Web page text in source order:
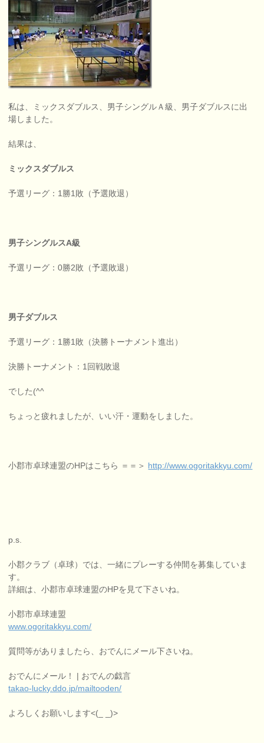
私は、ミックスダブルス、男子シングルＡ級、男子ダブルスに出
場しました。
結果は、
ミックスダブルス
予選リーグ：1勝1敗（予選敗退）
男子シングルスA級
予選リーグ：0勝2敗（予選敗退）
男子ダブルス
予選リーグ：1勝1敗（決勝トーナメント進出）
決勝トーナメント：1回戦敗退
でした(^^ゞ
ちょっと疲れましたが、いい汗・運動をしました。
小郡市卓球連盟のHPはこちら ＝＝＞ http://www.ogoritakkyu.com/
p.s.
小郡クラブ（卓球）では、一緒にプレーする仲間を募集していま
す。
詳細は、小郡市卓球連盟のHPを見て下さいね。
小郡市卓球連盟
www.ogoritakkyu.com/
質問等がありましたら、おでんにメール下さいね。
おでんにメール！ | おでんの戯言
takao-lucky.ddo.jp/mailtooden/
よろしくお願いします<(_ _)>